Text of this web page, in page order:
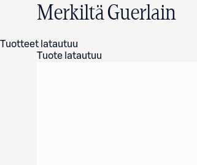
Merkiltä Guerlain
Tuotteet latautuu
Tuote latautuu